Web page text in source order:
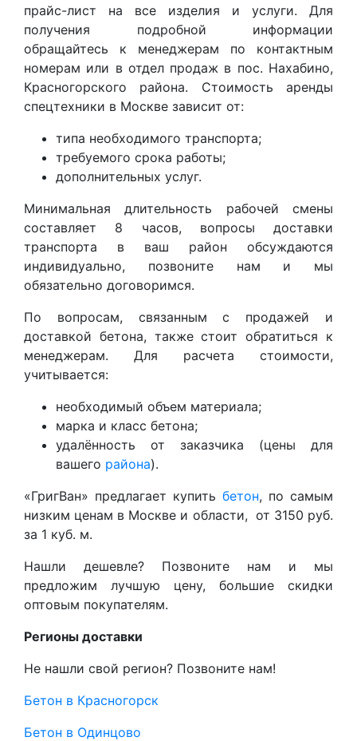
прайс-лист на все изделия и услуги. Для
получения подробной информации
обращайтесь к менеджерам по контактным
номерам или в отдел продаж в пос. Нахабино,
Красногорского района. Стоимость аренды
спецтехники в Москве зависит от:
типа необходимого транспорта;
требуемого срока работы;
дополнительных услуг.
Минимальная длительность рабочей смены
составляет 8 часов, вопросы доставки
транспорта в ваш район обсуждаются
индивидуально, позвоните нам и мы
обязательно договоримся.
По вопросам, связанным с продажей и
доставкой бетона, также стоит обратиться к
менеджерам. Для расчета стоимости,
учитывается:
необходимый объем материала;
марка и класс бетона;
удалённость от заказчика (цены для
вашего района).
«ГригВан» предлагает купить бетон, по самым
низким ценам в Москве и области, от 3150 руб.
за 1 куб. м.
Нашли дешевле? Позвоните нам и мы
предложим лучшую цену, большие скидки
оптовым покупателям.
Регионы доставки
Не нашли свой регион? Позвоните нам!
Бетон в Красногорск
Бетон в Одинцово